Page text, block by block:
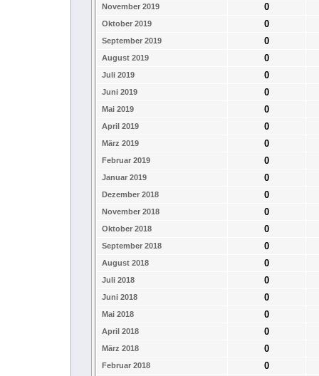
November 2019 0
Oktober 2019 0
September 2019 0
August 2019 0
Juli 2019 0
Juni 2019 0
Mai 2019 0
April 2019 0
März 2019 0
Februar 2019 0
Januar 2019 0
Dezember 2018 0
November 2018 0
Oktober 2018 0
September 2018 0
August 2018 0
Juli 2018 0
Juni 2018 0
Mai 2018 0
April 2018 0
März 2018 0
Februar 2018 0